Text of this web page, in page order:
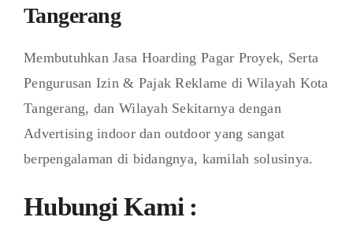
Tangerang
Membutuhkan Jasa Hoarding Pagar Proyek, Serta
Pengurusan Izin & Pajak Reklame di Wilayah Kota
Tangerang, dan Wilayah Sekitarnya dengan
Advertising indoor dan outdoor yang sangat
berpengalaman di bidangnya, kamilah solusinya.
Hubungi Kami :